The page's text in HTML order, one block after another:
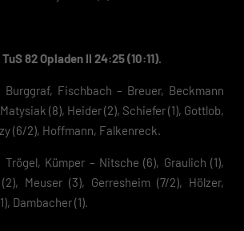
82 Opladen II 24:25 (10:11).
Burggraf, Fischbach – Breuer, Beckmann
(8), Heider (2), Schiefer (1), Gottlob,
(6/2), Hoffmann, Falkenreck.
Trögel, Kümper – Nitsche (6), Graulich (1),
Meuser (3), Gerresheim (7/2), Hölzer,
Dambacher (1).